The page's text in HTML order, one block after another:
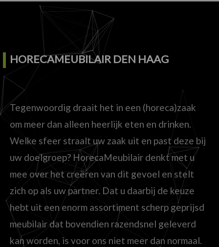
HORECAMEUBILAIR DEN HAAG
Tegenwoordig draait het in een (horeca)zaak
om meer dan alleen heerlijk eten en drinken.
Welke sfeer straalt uw zaak uit en past deze bij
uw doelgroep? HorecaMeubilair denkt met u
mee over het creëren van dit gevoel en stelt
zich op als uw partner. Dat u daarbij de keuze
hebt uit een enorm assortiment scherp geprijsd
meubilair dat bovendien razendsnel geleverd
kan worden, is voor ons niet meer dan normaal.